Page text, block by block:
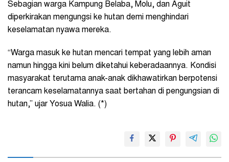
Sebagian warga Kampung Belaba, Molu, dan Aguit
diperkirakan mengungsi ke hutan demi menghindari
keselamatan nyawa mereka.
“Warga masuk ke hutan mencari tempat yang lebih aman
namun hingga kini belum diketahui keberadaannya. Kondisi
masyarakat terutama anak-anak dikhawatirkan berpotensi
terancam keselamatannya saat bertahan di pengungsian di
hutan,” ujar Yosua Walia. (*)